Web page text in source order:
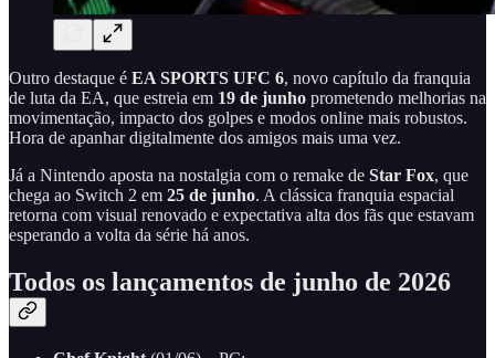
Outro destaque é EA SPORTS UFC 6, novo capítulo da franquia
de luta da EA, que estreia em 19 de junho prometendo melhorias na
movimentação, impacto dos golpes e modos online mais robustos.
Hora de apanhar digitalmente dos amigos mais uma vez.
Já a Nintendo aposta na nostalgia com o remake de Star Fox, que
chega ao Switch 2 em 25 de junho. A clássica franquia espacial
retorna com visual renovado e expectativa alta dos fãs que estavam
esperando a volta da série há anos.
Todos os lançamentos de junho de 2026